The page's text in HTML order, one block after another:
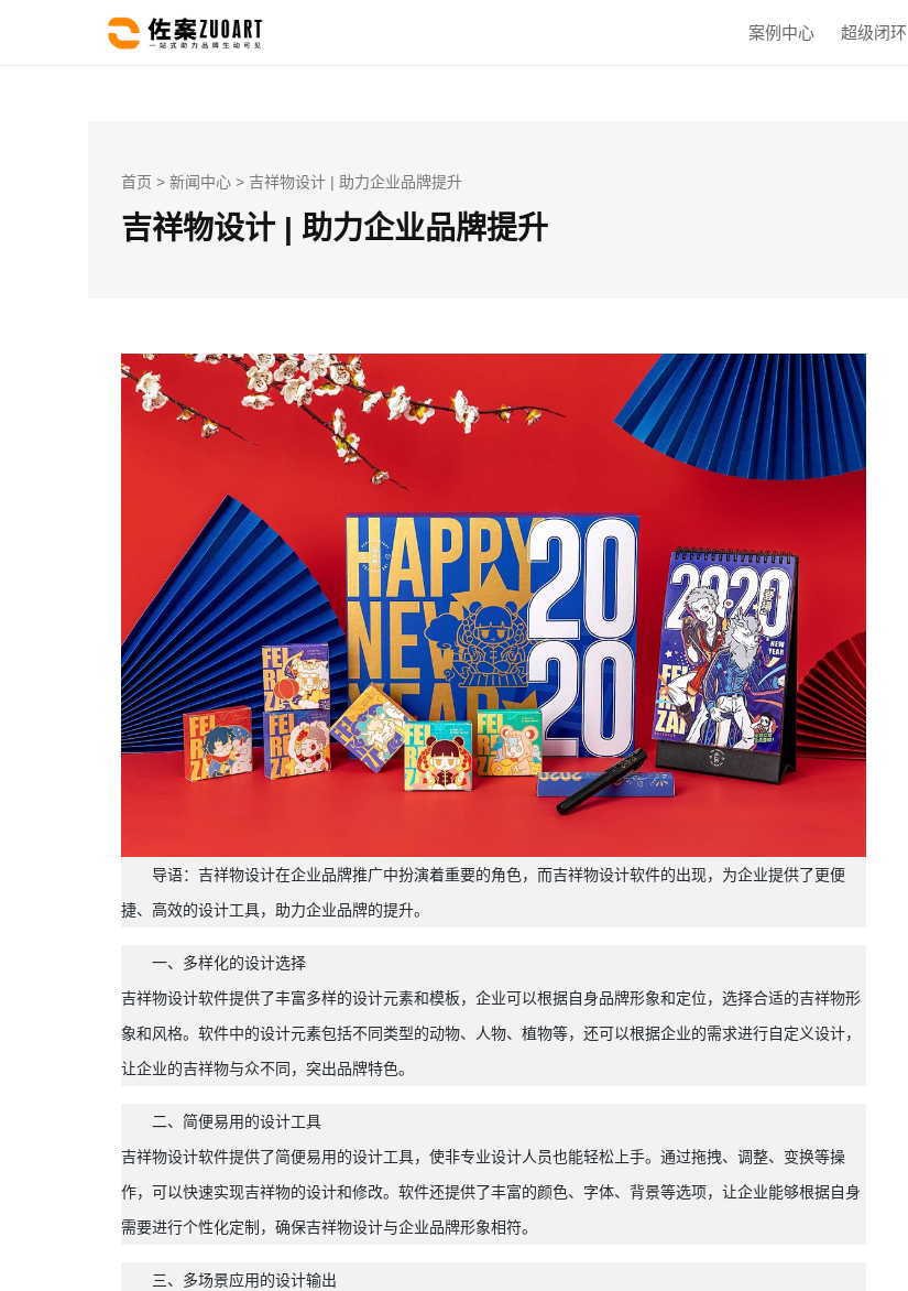
案例中心 超级闭环
首页 > 新闻中心 > 吉祥物设计 | 助力企业品牌提升
吉祥物设计 | 助力企业品牌提升
导语：吉祥物设计在企业品牌推广中扮演着重要的角色，而吉祥物设计软件的出现，为企业提供了更便
捷、高效的设计工具，助力企业品牌的提升。
一、多样化的设计选择
吉祥物设计软件提供了丰富多样的设计元素和模板，企业可以根据自身品牌形象和定位，选择合适的吉祥物形
象和风格。软件中的设计元素包括不同类型的动物、人物、植物等，还可以根据企业的需求进行自定义设计，
让企业的吉祥物与众不同，突出品牌特色。
二、简便易用的设计工具
吉祥物设计软件提供了简便易用的设计工具，使非专业设计人员也能轻松上手。通过拖拽、调整、变换等操
作，可以快速实现吉祥物的设计和修改。软件还提供了丰富的颜色、字体、背景等选项，让企业能够根据自身
需要进行个性化定制，确保吉祥物设计与企业品牌形象相符。
三、多场景应用的设计输出